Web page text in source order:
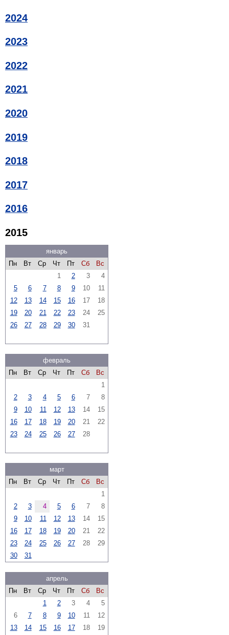
2024
2023
2022
2021
2020
2019
2018
2017
2016
2015
январь
Пн
Вт Ср Чт Пт Сб
Вс
1
2 3
4
5
6 7 8 9 10
11
12
13 14 15 16 17
18
19
20 21 22 23 24
25
26
27 28 29 30 31
февраль
Пн
Вт Ср Чт Пт Сб
Вс
1
2
3 4 5 6 7
8
9
10 11 12 13 14
15
16
17 18 19 20 21
22
23
24 25 26 27 28
март
Пн
Вт Ср Чт Пт Сб
Вс
1
2
3 4 5 6 7
8
9
10 11 12 13 14
15
16
17 18 19 20 21
22
23
24 25 26 27 28
29
30
31
апрель
Пн
Вт Ср Чт Пт Сб
Вс
1
2 3 4
5
6
7 8 9 10 11
12
13
14 15 16 17 18
19